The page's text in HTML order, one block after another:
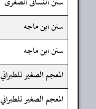
سنن ابن ماجه
سنن ابن ماجه
المعجم الصغير للطبراني
المعجم الصغير للطبراني